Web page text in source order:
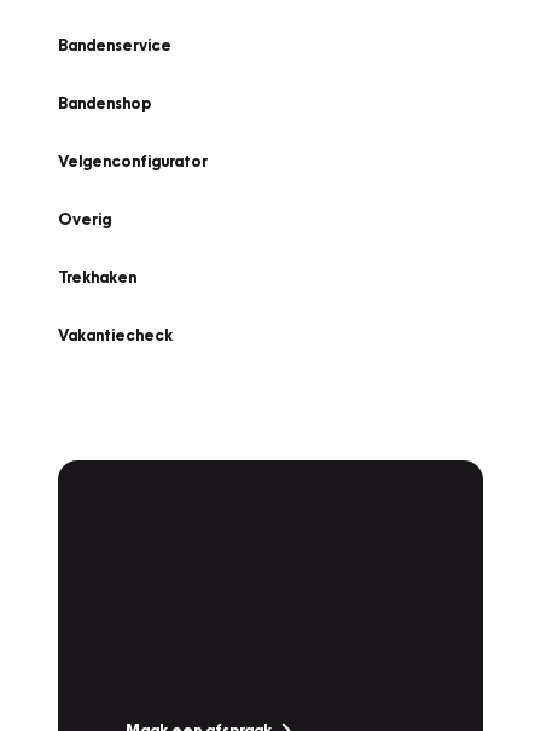
Bandenservice
Bandenshop
Velgenconfigurator
Overig
Trekhaken
Vakantiecheck